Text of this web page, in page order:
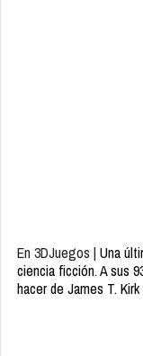
En 3DJuegos | Una
ciencia ficción. A sus
hacer de James T.